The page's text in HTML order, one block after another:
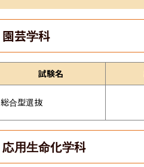
園芸学科
試験名
総合型選抜
応用生命化学科